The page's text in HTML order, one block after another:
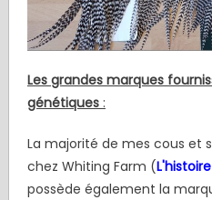
Les grandes marques
génétiques :
La majorité de mes cous et
chez Whiting Farm (L'h
possède également la